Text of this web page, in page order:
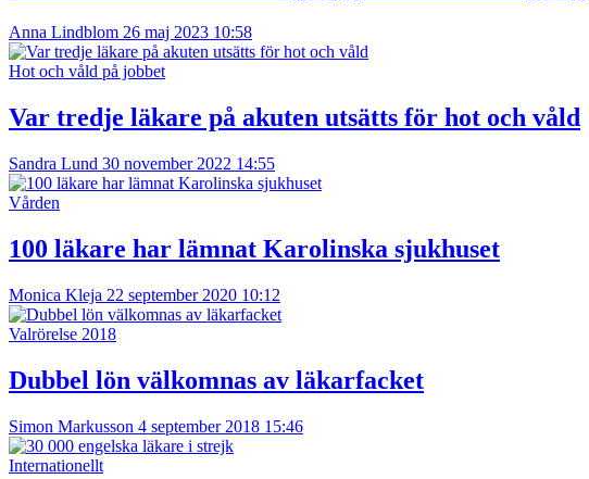
Anna Lindblom 26 maj 2023 10:58
Hot och våld på jobbet
Var tredje läkare på akuten utsätts för hot och våld
Sandra Lund 30 november 2022 14:55
Vården
100 läkare har lämnat Karolinska sjukhuset
Monica Kleja 22 september 2020 10:12
Valrörelse 2018
Dubbel lön välkomnas av läkarfacket
Simon Markusson 4 september 2018 15:46
Internationellt